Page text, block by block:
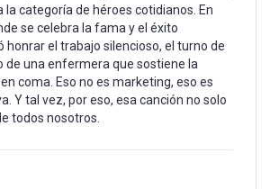
la categoría de héroes cotidianos. En
se celebra la fama y el éxito
honrar el trabajo silencioso, el turno de
de una enfermera que sostiene la
coma. Eso no es marketing, eso es
Y tal vez, por eso, esa canción no solo
todos nosotros.